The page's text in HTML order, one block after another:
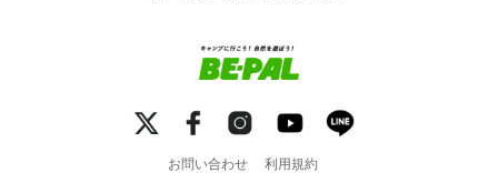
お問い合わせ 利用規約